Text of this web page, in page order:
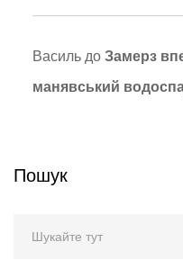
Васильдо Замерз
манявський
Пошук